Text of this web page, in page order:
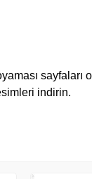
sayfaları
indirin.